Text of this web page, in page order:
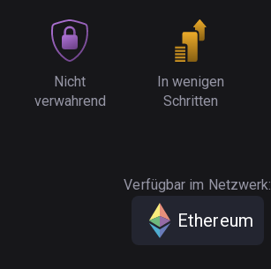
Nicht
verwahrend
In wenigen
Schritten
Verfügbar im Netzwerk:
Ethereum